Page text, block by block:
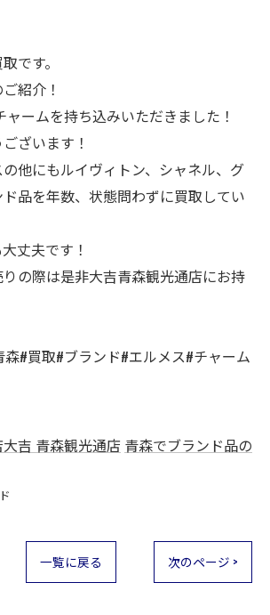
です。
紹介！
ャームを持ち込みいただきました！
ざいます！
他にもルイヴィトン、シャネル、グ
品を年数、状態問わずに買取してい
丈夫です！
の際は是非大吉青森観光通店にお持
#買取#ブランド#エルメス#チャーム
吉 青森観光通店 青森でブランド品の
一覧に戻る 次のページ >